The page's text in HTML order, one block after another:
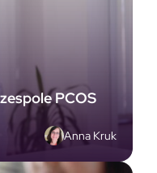
PCOS
Anna Kruk